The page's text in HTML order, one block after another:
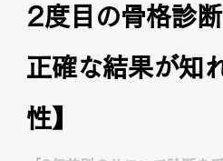
トータル診断・メイクレッスン・
パーソナルカラー ブライ
同行
2度目の骨格診
正確な結果が知
性】